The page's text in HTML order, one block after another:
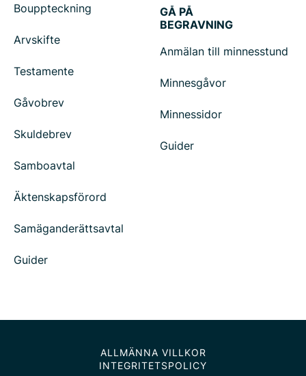
Bouppteckning
Arvskifte
Testamente
Gåvobrev
Skuldebrev
Samboavtal
Äktenskapsförord
Samäganderättsavtal
Guider
GÅ PÅ
BEGRAVNING
Anmälan till minnesstund
Minnesgåvor
Minnessidor
Guider
ALLMÄNNA VILLKOR
INTEGRITETSPOLICY